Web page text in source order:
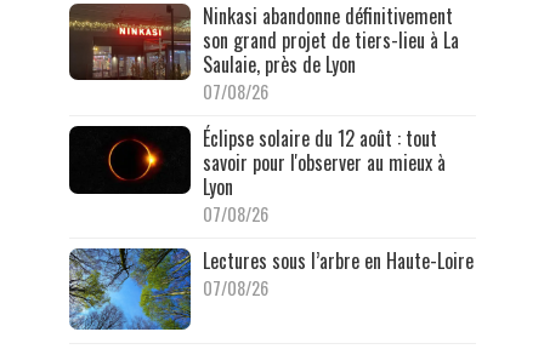
Ninkasi abandonne définitivement
son grand projet de tiers-lieu à La
Saulaie, près de Lyon
07/08/26
Éclipse solaire du 12 août : tout
savoir pour l'observer au mieux à
Lyon
07/08/26
Lectures sous l’arbre en Haute-Loire
07/08/26